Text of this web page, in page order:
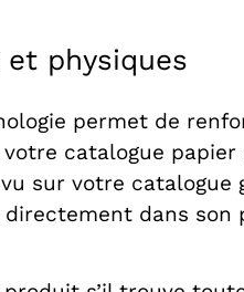
physiques
permet de
catalogue
sur votre catalogue
dans